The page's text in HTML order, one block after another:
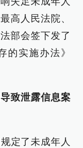
高人民法院、
部会签下发了
的实施办法》
致泄露信息案
定了未成年人